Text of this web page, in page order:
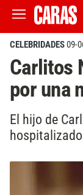
CELEBRIDADES09-
Carlitos
por una
El hijo de